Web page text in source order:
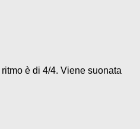
è di 4/4. Viene suonata